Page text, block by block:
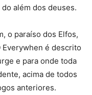
além dos deuses.
o paraíso dos Elfos,
é descrito
e para onde toda
acima de todos
anteriores.